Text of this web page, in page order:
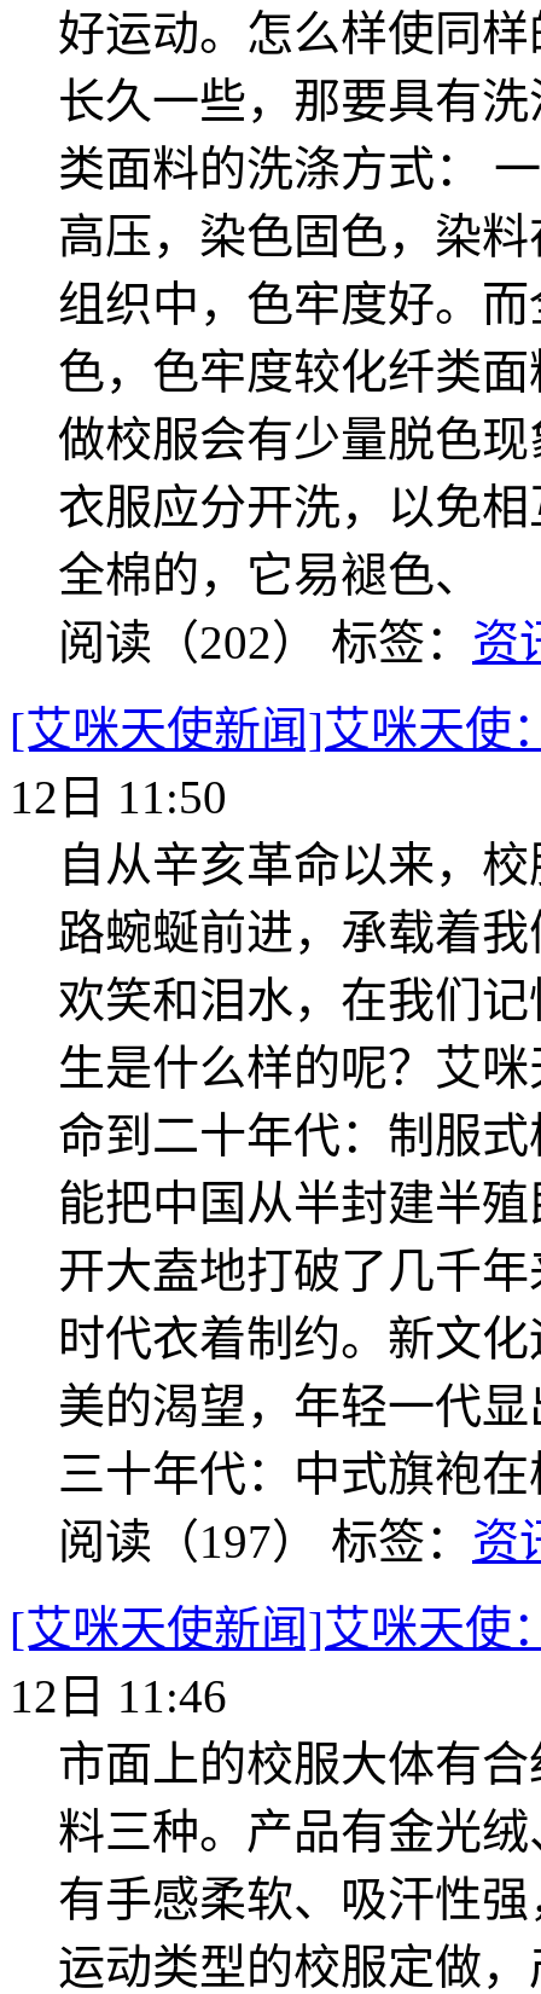
好运动。怎么样使同
长久一些，那要具有
类面料的洗涤方式：
高压，染色固色，染
组织中，色牢度好。
色，色牢度较化纤类
做校服会有少量脱色
衣服应分开洗，以免
全棉的，它易褪色、
阅读（202） 标签： 资
[艾咪天使新闻]艾咪天使
12日 11:50
自从辛亥革命以来，
路蜿蜒前进，承载着
欢笑和泪水，在我们
生是什么样的呢？艾
命到二十年代：制服
能把中国从半封建半
开大盍地打破了几千
时代衣着制约。新文
美的渴望，年轻一代
三十年代：中式旗袍
阅读（197） 标签： 资
[艾咪天使新闻]艾咪天使
12日 11:46
市面上的校服大体有
料三种。产品有金光
有手感柔软、吸汗性
运动类型的校服定做